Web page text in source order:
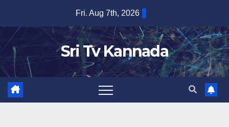
content
Fri. Aug 7th, 2026
Sri Tv Kannada